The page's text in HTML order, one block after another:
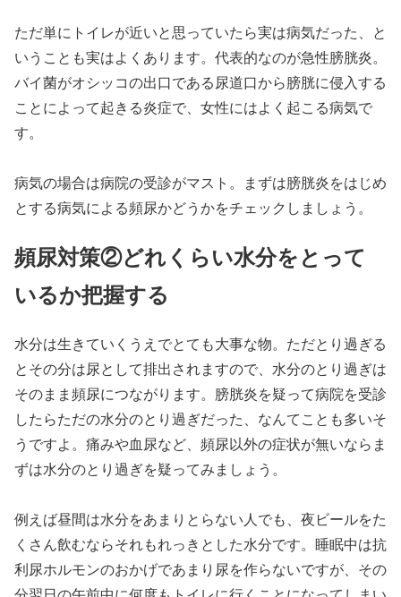
ただ単にトイレが近いと思っていたら実は病気だった、と
いうことも実はよくあります。代表的なのが急性膀胱炎。
バイ菌がオシッコの出口である尿道口から膀胱に侵入する
ことによって起きる炎症で、女性にはよく起こる病気で
す。
病気の場合は病院の受診がマスト。まずは膀胱炎をはじめ
とする病気による頻尿かどうかをチェックしましょう。
頻尿対策②どれくらい水分をとって
いるか把握する
水分は生きていくうえでとても大事な物。ただとり過ぎる
とその分は尿として排出されますので、水分のとり過ぎは
そのまま頻尿につながります。膀胱炎を疑って病院を受診
したらただの水分のとり過ぎだった、なんてことも多いそ
うですよ。痛みや血尿など、頻尿以外の症状が無いならま
ずは水分のとり過ぎを疑ってみましょう。
例えば昼間は水分をあまりとらない人でも、夜ビールをた
くさん飲むならそれもれっきとした水分です。睡眠中は抗
利尿ホルモンのおかげであまり尿を作らないですが、その